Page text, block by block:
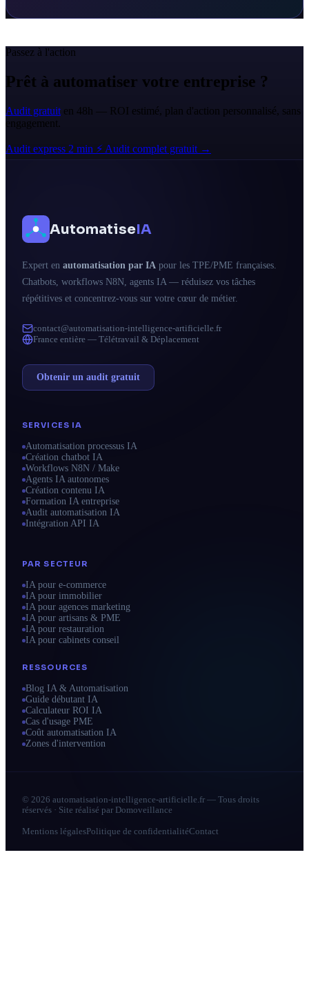
Passez à l'action
Prêt à automatiser votre entreprise ?
Audit gratuit en 48h — ROI estimé, plan d'action personnalisé, sans
engagement.
Audit express 2 min ⚡ Audit complet gratuit →
AutomatiseIA
Expert en automatisation par IA pour les TPE/PME françaises.
Chatbots, workflows N8N, agents IA — réduisez vos tâches
répétitives et concentrez-vous sur votre cœur de métier.
contact@automatisation-intelligence-artificielle.fr
France entière — Télétravail & Déplacement
Obtenir un audit gratuit
SERVICES IA
Automatisation processus IA
Création chatbot IA
Workflows N8N / Make
Agents IA autonomes
Création contenu IA
Formation IA entreprise
Audit automatisation IA
Intégration API IA
PAR SECTEUR
IA pour e-commerce
IA pour immobilier
IA pour agences marketing
IA pour artisans & PME
IA pour restauration
IA pour cabinets conseil
RESSOURCES
Blog IA & Automatisation
Guide débutant IA
Calculateur ROI IA
Cas d'usage PME
Coût automatisation IA
Zones d'intervention
© 2026 automatisation-intelligence-artificielle.fr — Tous droits
réservés · Site réalisé par Domoveillance
Mentions légales Politique de confidentialitéContact